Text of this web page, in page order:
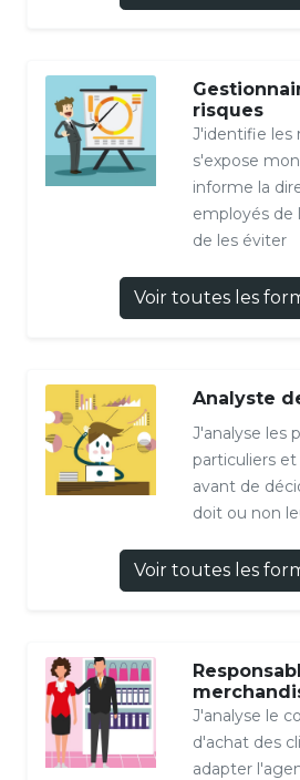
risques
J'identifie les
s'expose
informe la
employés de
de les éviter
Voir toutes les
Analyste
J'analyse les
particuliers
avant de
doit ou non
Voir toutes les
J'analyse le
d'achat des
adapter